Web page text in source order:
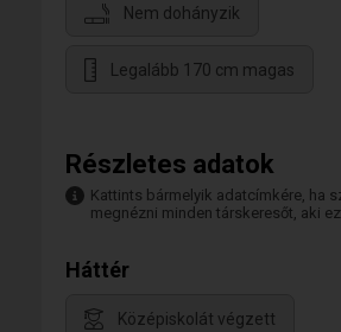
Nem dohányzik
Legalább 170 cm magas
Részletes adatok
Kattints bármelyik adatcímkére, ha
megnézni minden társkeresőt, aki
Háttér
Középiskolát végzett